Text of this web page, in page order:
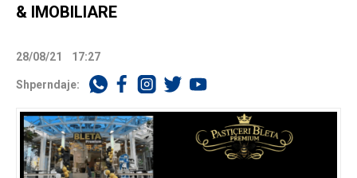
& IMOBILIARE
28/08/21 17:27
Shperndaje: